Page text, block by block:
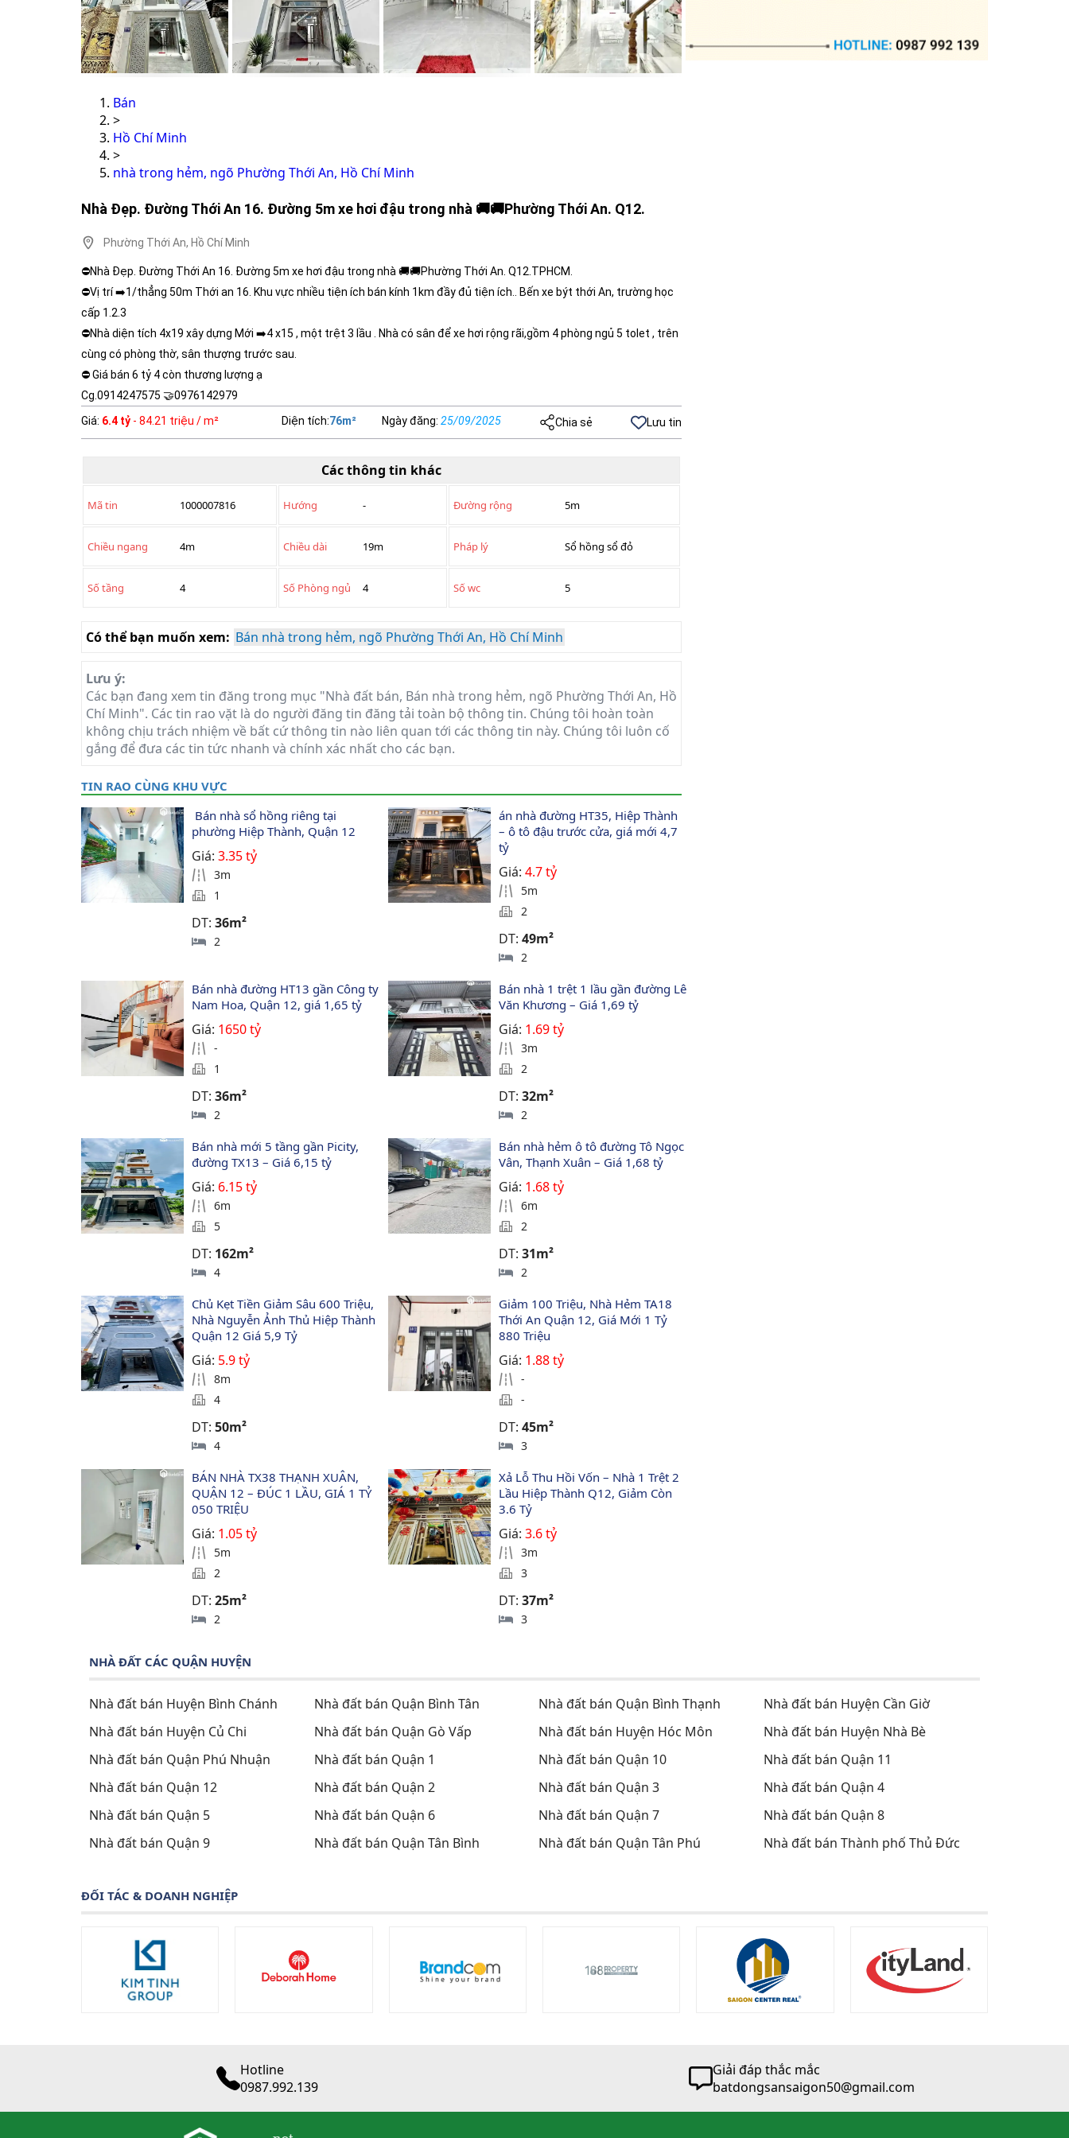
Bán
>
Hồ Chí Minh
>
nhà trong hẻm, ngõ Phường Thới An, Hồ Chí Minh
Nhà Đẹp. Đường Thới An 16. Đường 5m xe hơi đậu trong nhà 🚚🚚Phường Thới An. Q12.
Phường Thới An, Hồ Chí Minh
⛔Nhà Đẹp. Đường Thới An 16. Đường 5m xe hơi đậu trong nhà 🚚🚚Phường Thới An. Q12.TPHCM.
⛔Vị trí ➡️1/thẳng 50m Thới an 16. Khu vực nhiều tiện ích bán kính 1km đầy đủ tiện ích.. Bến xe být thới An, trường học
cấp 1.2.3
⛔Nhà diện tích 4x19 xây dựng Mới ➡️4 x15 , một trệt 3 lầu . Nhà có sân để xe hơi rộng rãi,gồm 4 phòng ngủ 5 tolet , trên
cùng có phòng thờ, sân thượng trước sau.
⛔ Giá bán 6 tỷ 4 còn thương lượng ạ
Cg.0914247575 🤝0976142979
Giá: 6.4 tỷ - 84.21 triệu / m² Diện tích:76m² Ngày đăng: 25/09/2025 Chia sẻ Lưu tin
Các thông tin khác
Mã tin 1000007816 Hướng - Đường rộng 5m
Chiều ngang 4m Chiều dài 19m Pháp lý Sổ hồng sổ đỏ
Số tầng 4 Số Phòng ngủ 4 Số wc 5
Có thể bạn muốn xem: Bán nhà trong hẻm, ngõ Phường Thới An, Hồ Chí Minh
Lưu ý:
Các bạn đang xem tin đăng trong mục "Nhà đất bán, Bán nhà trong hẻm, ngõ Phường Thới An, Hồ
Chí Minh". Các tin rao vặt là do người đăng tin đăng tải toàn bộ thông tin. Chúng tôi hoàn toàn
không chịu trách nhiệm về bất cứ thông tin nào liên quan tới các thông tin này. Chúng tôi luôn cố
gắng để đưa các tin tức nhanh và chính xác nhất cho các bạn.
TIN RAO CÙNG KHU VỰC
phường Hiệp Thành, Quận 12
Giá:3.35 tỷ
3m
1
DT:36m²
2
án nhà đường HT35, Hiệp Thành
– ô tô đậu trước cửa, giá mới 4,7
tỷ
Giá: 4.7 tỷ
5m
2
DT: 49m²
2
Bán nhà đường HT13 gần Công ty
Nam Hoa, Quận 12, giá 1,65 tỷ
Giá: 1650 tỷ
-
1
DT:36m²
2
Bán nhà 1 trệt 1 lầu gần đường Lê
Văn Khương – Giá 1,69 tỷ
Giá: 1.69 tỷ
3m
2
DT: 32m²
2
Bán nhà mới 5 tầng gần Picity,
đường TX13 – Giá 6,15 tỷ
Giá: 6.15 tỷ
6m
5
DT: 162m²
4
Bán nhà hẻm ô tô đường Tô Ngọc
Vân, Thạnh Xuân – Giá 1,68 tỷ
Giá: 1.68 tỷ
6m
2
DT: 31m²
2
Chủ Kẹt Tiền Giảm Sâu 600 Triệu,
Nhà Nguyễn Ảnh Thủ Hiệp Thành
Quận 12 Giá 5,9 Tỷ
Giá: 5.9 tỷ
8m
4
DT:50m²
4
Giảm 100 Triệu, Nhà Hẻm TA18
Thới An Quận 12, Giá Mới 1 Tỷ
880 Triệu
Giá: 1.88 tỷ
-
-
DT: 45m²
3
BÁN NHÀ TX38 THẠNH XUÂN,
QUẬN 12 – ĐÚC 1 LẦU, GIÁ 1 TỶ
050 TRIỆU
Giá: 1.05 tỷ
5m
2
DT:25m²
2
Xả Lỗ Thu Hồi Vốn – Nhà 1 Trệt 2
Lầu Hiệp Thành Q12, Giảm Còn
3.6 Tỷ
Giá: 3.6 tỷ
3m
3
DT: 37m²
3
NHÀ ĐẤT CÁC QUẬN HUYỆN
Nhà đất bán Huyện Bình Chánh Nhà đất bán Quận Bình Tân Nhà đất bán Quận Bình Thạnh
Nhà đất bán Huyện Cần Giờ
Nhà đất bán Huyện Củ Chi
Nhà đất bán Quận Gò Vấp Nhà đất bán Huyện Hóc Môn
Nhà đất bán Huyện Nhà Bè
Nhà đất bán Quận Phú Nhuận
Nhà đất bán Quận 1 Nhà đất bán Quận 10
Nhà đất bán Quận 11
Nhà đất bán Quận 12
Nhà đất bán Quận 2 Nhà đất bán Quận 3
Nhà đất bán Quận 4
Nhà đất bán Quận 5
Nhà đất bán Quận 6 Nhà đất bán Quận 7
Nhà đất bán Quận 8
Nhà đất bán Quận 9
Nhà đất bán Quận Tân Bình Nhà đất bán Quận Tân Phú Nhà đất bán Thành phố Thủ Đức
ĐỐI TÁC & DOANH NGHIỆP
Hotline
0987.992.139
Giải đáp thắc mắc
batdongsansaigon50@gmail.com